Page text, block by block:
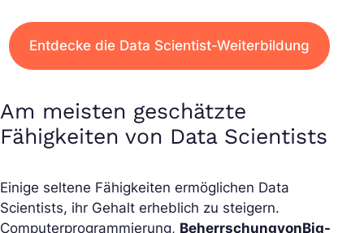
Entdecke die Data Scientist-Weiterbildung
Am meisten geschätzte
Fähigkeiten von Data Scientists
Einige seltene Fähigkeiten ermöglichen Data
Scientists, ihr Gehalt erheblich zu steigern.
Computerprogrammierung, BeherrschungvonBig-